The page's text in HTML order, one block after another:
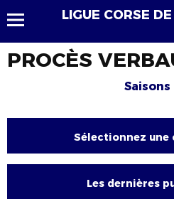
LIGUE CORSE
PROCÈS
Saisons
Sélectionnez une
Les dernières